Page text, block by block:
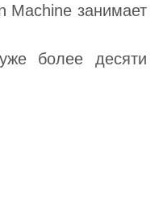
Machine занимает
более десяти